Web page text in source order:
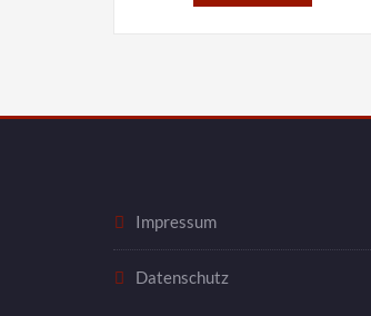
Impressum
Datenschutz